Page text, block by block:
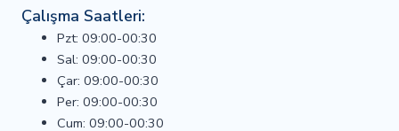
Çalışma Saatleri:
Pzt: 09:00-00:30
Sal: 09:00-00:30
Çar: 09:00-00:30
Per: 09:00-00:30
Cum: 09:00-00:30